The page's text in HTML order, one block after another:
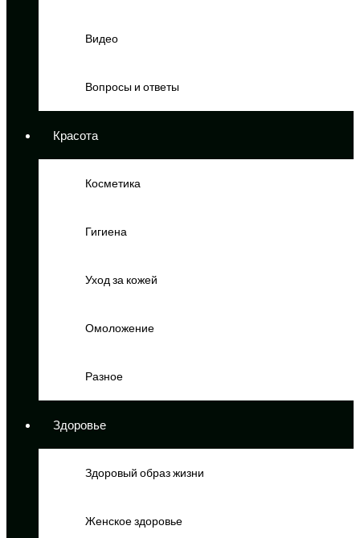
Видео
Вопросы и ответы
Красота
Косметика
Гигиена
Уход за кожей
Омоложение
Разное
Здоровье
Здоровый образ жизни
Женское здоровье